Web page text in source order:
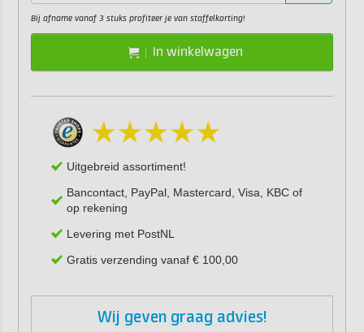
Bij afname vanaf 3 stuks profiteer je van staffelkorting!
In winkelwagen
Uitgebreid assortiment!
Bancontact, PayPal, Mastercard, Visa, KBC of
op rekening
Levering met PostNL
Gratis verzending vanaf € 100,00
Wij geven graag advies!